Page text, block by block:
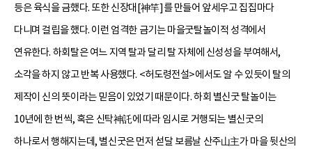
등은 육식을 금했다. 또한 신장대[神竿]를 만들어 앞세우고 집집마다
다니며 걸립을 했다. 이런 엄격한 금기는 마을굿탈놀이적 성격에서
연유한다. 하회탈은 여느 지역 탈과 달리 탈 자체에 신성성을 부여해서,
소각을 하지 않고 반복 사용했다. <허도령전설>에서도 알 수 있듯이 탈의
제작이 신의 뜻이라는 믿음이 있었기 때문이다. 하회 별신굿 탈놀이는
10년에 한 번씩, 혹은 신탁神託에 따라 임시로 거행되는 별신굿의
하나로서 행해지는데, 별신굿은 먼저 섣달 보름날 산주山主가 마을 뒷산의